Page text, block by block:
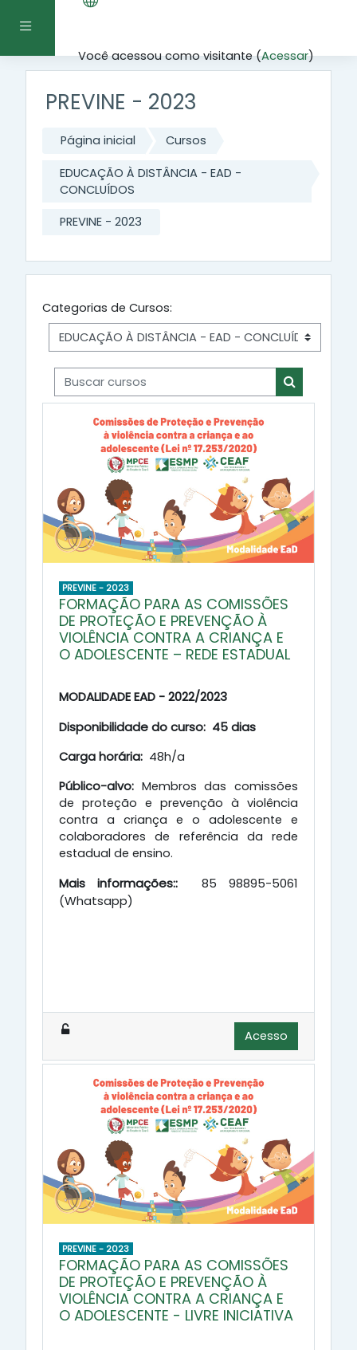
Painel lateral
Você acessou como visitante (Acessar)
Ir para o conteúdo principal
PREVINE - 2023
Página inicial Cursos
EDUCAÇÃO À DISTÂNCIA - EAD -
CONCLUÍDOS
PREVINE - 2023
Categorias de Cursos:
Buscar cursos
Buscar
PREVINE - 2023
FORMAÇÃO PARA AS COMISSÕES
DE PROTEÇÃO E PREVENÇÃO À
VIOLÊNCIA CONTRA A CRIANÇA E
O ADOLESCENTE – REDE ESTADUAL
MODALIDADE EAD - 2022/2023
Disponibilidade do curso: 45 dias
Carga horária: 48h/a
Público-alvo: Membros das comissões
de proteção e prevenção à violência
contra a criança e o adolescente e
colaboradores de referência da rede
estadual de ensino.
Mais informações::
85 98895-5061
(Whatsapp)
Acesso
PREVINE - 2023
FORMAÇÃO PARA AS COMISSÕES
DE PROTEÇÃO E PREVENÇÃO À
VIOLÊNCIA CONTRA A CRIANÇA E
O ADOLESCENTE - LIVRE INICIATIVA